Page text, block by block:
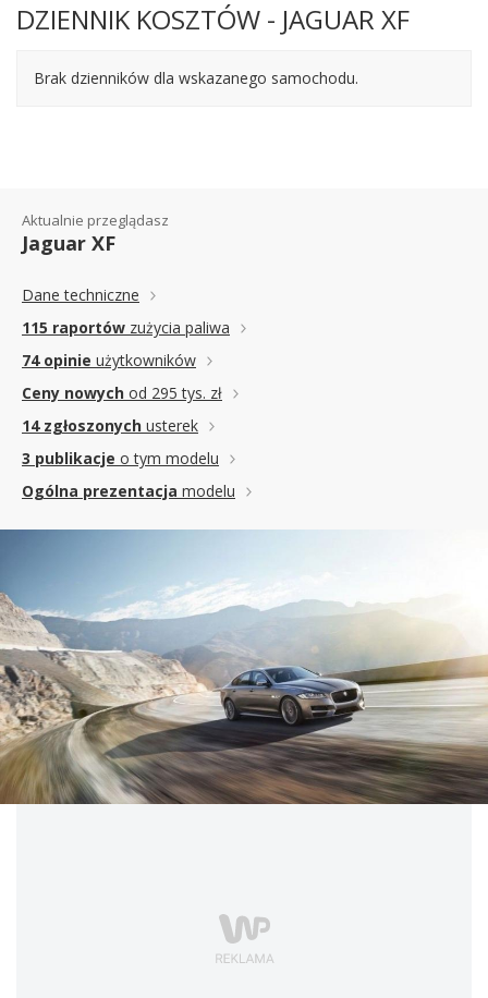
DZIENNIK KOSZTÓW - JAGUAR XF
Brak dzienników dla wskazanego samochodu.
Aktualnie przeglądasz
Jaguar XF
Dane techniczne
115 raportów zużycia paliwa
74 opinie użytkowników
Ceny nowych od 295 tys. zł
14 zgłoszonych usterek
3 publikacje o tym modelu
Ogólna prezentacja modelu